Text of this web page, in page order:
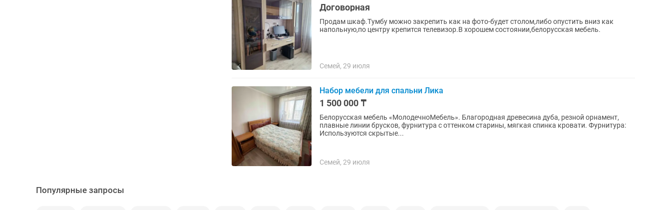
Договорная
Продам шкаф.Тумбу можно закрепить как на фото-будет столом,либо опустить вниз как
напольную,по центру крепится телевизор.В хорошем состоянии,белорусская мебель.
Семей, 29 июля
Набор мебели для спальни Лика
1 500 000 ₸
Белорусская мебель «МолодечноМебель». Благородная древесина дуба, резной орнамент,
плавные линии брусков, фурнитура с оттенком старины, мягкая спинка кровати. Фурнитура:
Используются скрытые...
Семей, 29 июля
Популярные запросы